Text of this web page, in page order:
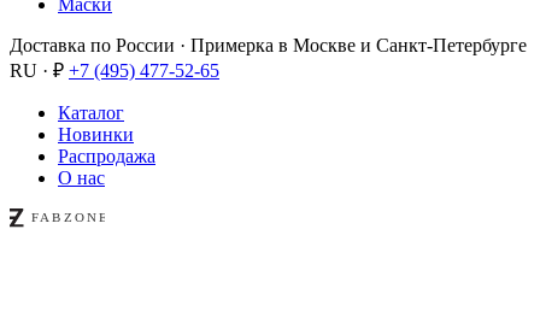
Маски
Доставка по России · Примерка в Москве и Санкт-Петербурге
RU · ₽ +7 (495) 477-52-65
Каталог
Новинки
Распродажа
О нас